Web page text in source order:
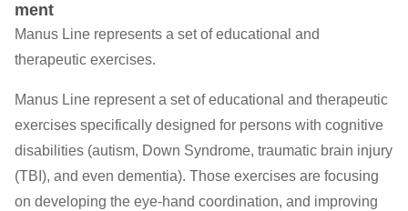
ment
Manus Line represents a set of educational and
therapeutic exercises.
Manus Line represent a set of educational and therapeutic
exercises specifically designed for persons with cognitive
disabilities (autism, Down Syndrome, traumatic brain injury
(TBI), and even dementia). Those exercises are focusing
on developing the eye-hand coordination, and improving